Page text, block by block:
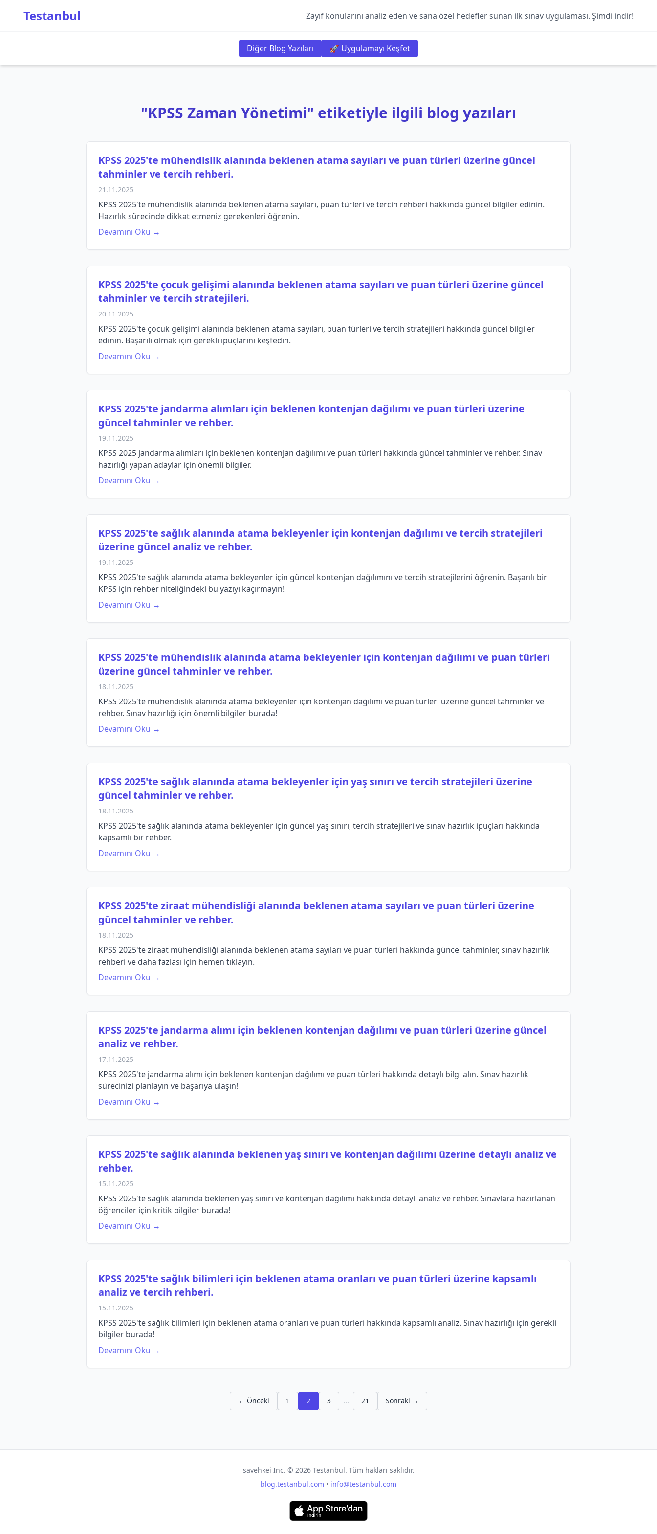
Testanbul Zayıf konularını analiz eden ve sana özel hedefler sunan ilk sınav uygulaması. Şimdi indir!
Diğer Blog Yazıları 🚀 Uygulamayı Keşfet
"KPSS Zaman Yönetimi" etiketiyle ilgili blog yazıları
KPSS 2025'te mühendislik alanında beklenen atama sayıları ve puan türleri üzerine güncel
tahminler ve tercih rehberi.
21.11.2025
KPSS 2025'te mühendislik alanında beklenen atama sayıları, puan türleri ve tercih rehberi hakkında güncel bilgiler edinin.
Hazırlık sürecinde dikkat etmeniz gerekenleri öğrenin.
Devamını Oku →
KPSS 2025'te çocuk gelişimi alanında beklenen atama sayıları ve puan türleri üzerine güncel
tahminler ve tercih stratejileri.
20.11.2025
KPSS 2025'te çocuk gelişimi alanında beklenen atama sayıları, puan türleri ve tercih stratejileri hakkında güncel bilgiler
edinin. Başarılı olmak için gerekli ipuçlarını keşfedin.
Devamını Oku →
KPSS 2025'te jandarma alımları için beklenen kontenjan dağılımı ve puan türleri üzerine
güncel tahminler ve rehber.
19.11.2025
KPSS 2025 jandarma alımları için beklenen kontenjan dağılımı ve puan türleri hakkında güncel tahminler ve rehber. Sınav
hazırlığı yapan adaylar için önemli bilgiler.
Devamını Oku →
KPSS 2025'te sağlık alanında atama bekleyenler için kontenjan dağılımı ve tercih stratejileri
üzerine güncel analiz ve rehber.
19.11.2025
KPSS 2025'te sağlık alanında atama bekleyenler için güncel kontenjan dağılımını ve tercih stratejilerini öğrenin. Başarılı bir
KPSS için rehber niteliğindeki bu yazıyı kaçırmayın!
Devamını Oku →
KPSS 2025'te mühendislik alanında atama bekleyenler için kontenjan dağılımı ve puan türleri
üzerine güncel tahminler ve rehber.
18.11.2025
KPSS 2025'te mühendislik alanında atama bekleyenler için kontenjan dağılımı ve puan türleri üzerine güncel tahminler ve
rehber. Sınav hazırlığı için önemli bilgiler burada!
Devamını Oku →
KPSS 2025'te sağlık alanında atama bekleyenler için yaş sınırı ve tercih stratejileri üzerine
güncel tahminler ve rehber.
18.11.2025
KPSS 2025'te sağlık alanında atama bekleyenler için güncel yaş sınırı, tercih stratejileri ve sınav hazırlık ipuçları hakkında
kapsamlı bir rehber.
Devamını Oku →
KPSS 2025'te ziraat mühendisliği alanında beklenen atama sayıları ve puan türleri üzerine
güncel tahminler ve rehber.
18.11.2025
KPSS 2025'te ziraat mühendisliği alanında beklenen atama sayıları ve puan türleri hakkında güncel tahminler, sınav hazırlık
rehberi ve daha fazlası için hemen tıklayın.
Devamını Oku →
KPSS 2025'te jandarma alımı için beklenen kontenjan dağılımı ve puan türleri üzerine güncel
analiz ve rehber.
17.11.2025
KPSS 2025'te jandarma alımı için beklenen kontenjan dağılımı ve puan türleri hakkında detaylı bilgi alın. Sınav hazırlık
sürecinizi planlayın ve başarıya ulaşın!
Devamını Oku →
KPSS 2025'te sağlık alanında beklenen yaş sınırı ve kontenjan dağılımı üzerine detaylı analiz ve
rehber.
15.11.2025
KPSS 2025'te sağlık alanında beklenen yaş sınırı ve kontenjan dağılımı hakkında detaylı analiz ve rehber. Sınavlara hazırlanan
öğrenciler için kritik bilgiler burada!
Devamını Oku →
KPSS 2025'te sağlık bilimleri için beklenen atama oranları ve puan türleri üzerine kapsamlı
analiz ve tercih rehberi.
15.11.2025
KPSS 2025'te sağlık bilimleri için beklenen atama oranları ve puan türleri hakkında kapsamlı analiz. Sınav hazırlığı için gerekli
bilgiler burada!
Devamını Oku →
← Önceki 1 2 3 ... 21 Sonraki →
savehkei Inc. © 2026Testanbul. Tüm hakları saklıdır.
blog.testanbul.com • info@testanbul.com